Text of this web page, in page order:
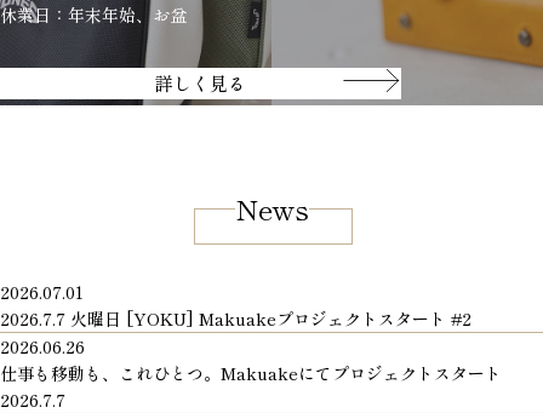
休業日：年末年始、お盆
詳しく見る
News
2026.07.01
2026.7.7 火曜日 [YOKU] Makuakeプロジェクトスタート #2
2026.06.26
仕事も移動も、これひとつ。Makuakeにてプロジェクトスタート
2026.7.7